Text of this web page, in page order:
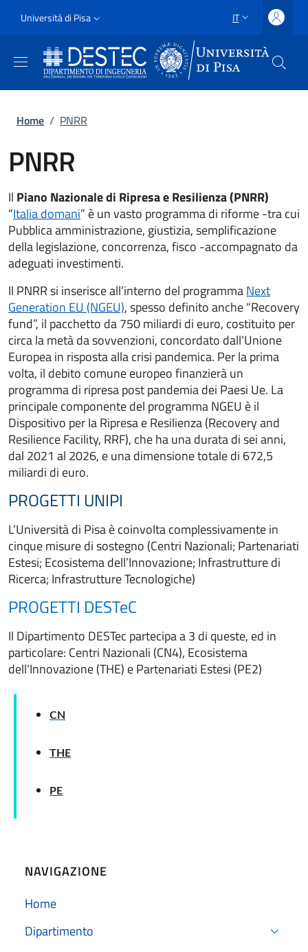
Slim
Università di Pisa SELETTORE
IT
Briciole di pane
Home / PNRR
PNRR
Il Piano Nazionale di Ripresa e Resilienza (PNRR)
“Italia domani” è un vasto programma di riforme -tra cui
Pubblica amministrazione, giustizia, semplificazione
della legislazione, concorrenza, fisco -accompagnato da
adeguati investimenti.
Il PNRR si inserisce all’interno del programmaNext
Generation EU (NGEU), spesso definito anche “Recovery
fund”, il pacchetto da 750 miliardi di euro, costituito per
circa la metà da sovvenzioni, concordato dall’Unione
Europea in risposta alla crisi pandemica. Per la prima
volta, il debito comune europeo finanzierà un
programma di ripresa post pandemia dei Paesi Ue. La
principale componente del programma NGEU è il
Dispositivo per la Ripresa e Resilienza (Recovery and
Resilience Facility, RRF), che ha una durata di sei anni,
dal 2021 al 2026, e una dimensione totale di 672,5
miliardi di euro.
PROGETTI UNIPI
L’Università di Pisa è coinvolta complessivamente in
cinque misure di sostegno (Centri Nazionali; Partenariati
Estesi; Ecosistema dell’Innovazione; Infrastrutture di
Ricerca; Infrastrutture Tecnologiche)
PROGETTI DESTeC
Il Dipartimento DESTec partecipa a 3 di queste, ed in
particolare: Centri Nazionali (CN4), Ecosistema
dell’Innovazione (THE) e Partenariati Estesi (PE2)
CN
THE
PE
NAVIGAZIONE
Home
Dipartimento